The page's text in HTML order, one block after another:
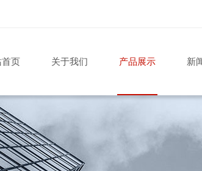
首页 关于我们 产品展示 新